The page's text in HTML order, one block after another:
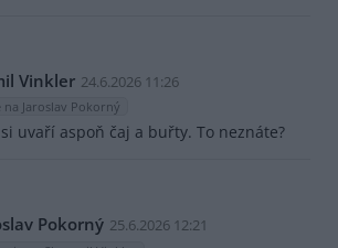
Vinkler 24.6.2026 11:26
na Jaroslav Pokorný
uvaří aspoň čaj a buřty. To neznáte?
Pokorný 25.6.2026 12:21